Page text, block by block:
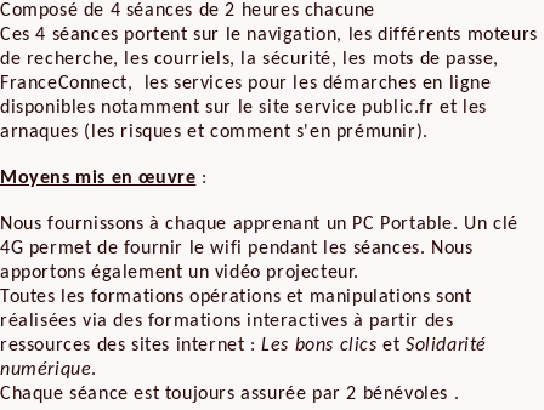
Composé de 4 séances de 2 heures chacune
Ces 4 séances portent sur le navigation, les différents moteurs
de recherche, les courriels, la sécurité, les mots de passe,
FranceConnect, les services pour les démarches en ligne
disponibles notamment sur le site service public.fr et les
arnaques (les risques et comment s'en prémunir).
Moyens mis en œuvre :
Nous fournissons à chaque apprenant un PC Portable. Un clé
4G permet de fournir le wifi pendant les séances. Nous
apportons également un vidéo projecteur.
Toutes les formations opérations et manipulations sont
réalisées via des formations interactives à partir des
ressources des sites internet :Les bons clics etSolidarité
numérique.
Chaque séance est toujours assurée par 2 bénévoles .